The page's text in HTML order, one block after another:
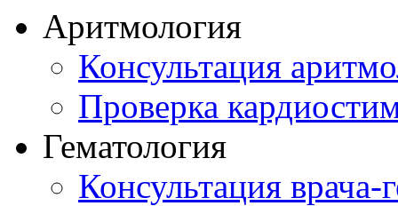
Аритмология
Консультация
Проверка
Гематология
Консультация врача-